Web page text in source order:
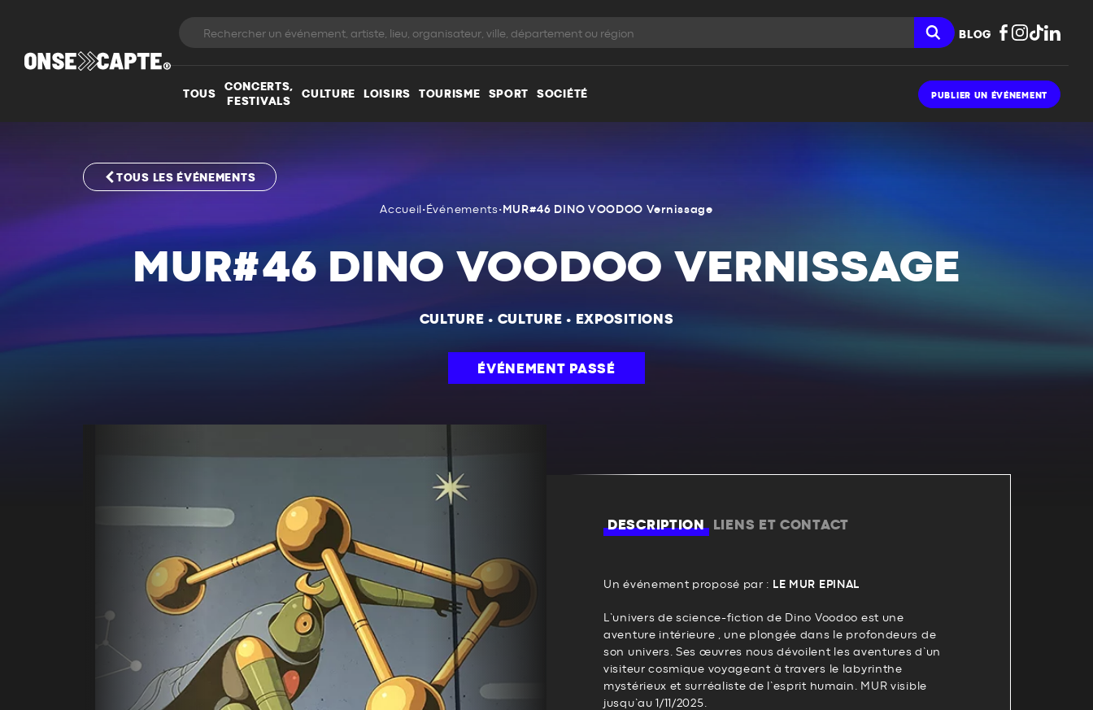
BLOG
TOUS
CONCERTS,
FESTIVALS
CULTURE LOISIRS TOURISME SPORT SOCIÉTÉ PUBLIER UN ÉVÉNEMENT
TOUS LES ÉVÉNEMENTS
Accueil • Événements• MUR#46 DINO VOODOO Vernissage
MUR#46 DINO VOODOO VERNISSAGE
CULTURE • CULTURE • EXPOSITIONS
ÉVÉNEMENT PASSÉ
DESCRIPTION LIENS ET CONTACT
Un événement proposé par : LE MUR EPINAL
L’univers de science-fiction de Dino Voodoo est une
aventure intérieure , une plongée dans le profondeurs de
son univers. Ses œuvres nous dévoilent les aventures d’un
visiteur cosmique voyageant à travers le labyrinthe
mystérieux et surréaliste de l’esprit humain. MUR visible
jusqu’au 1/11/2025.